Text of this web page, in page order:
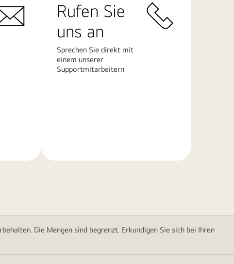
Rufen Sie
uns an
Sprechen Sie direkt mit
einem unserer
Supportmitarbeitern
Die Mengen sind begrenzt. Erkundigen Sie sich bei Ihren